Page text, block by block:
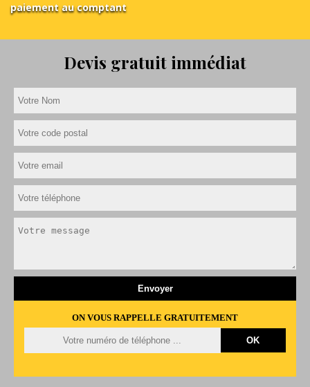
paiement au comptant
Devis gratuit immédiat
ON VOUS RAPPELLE GRATUITEMENT